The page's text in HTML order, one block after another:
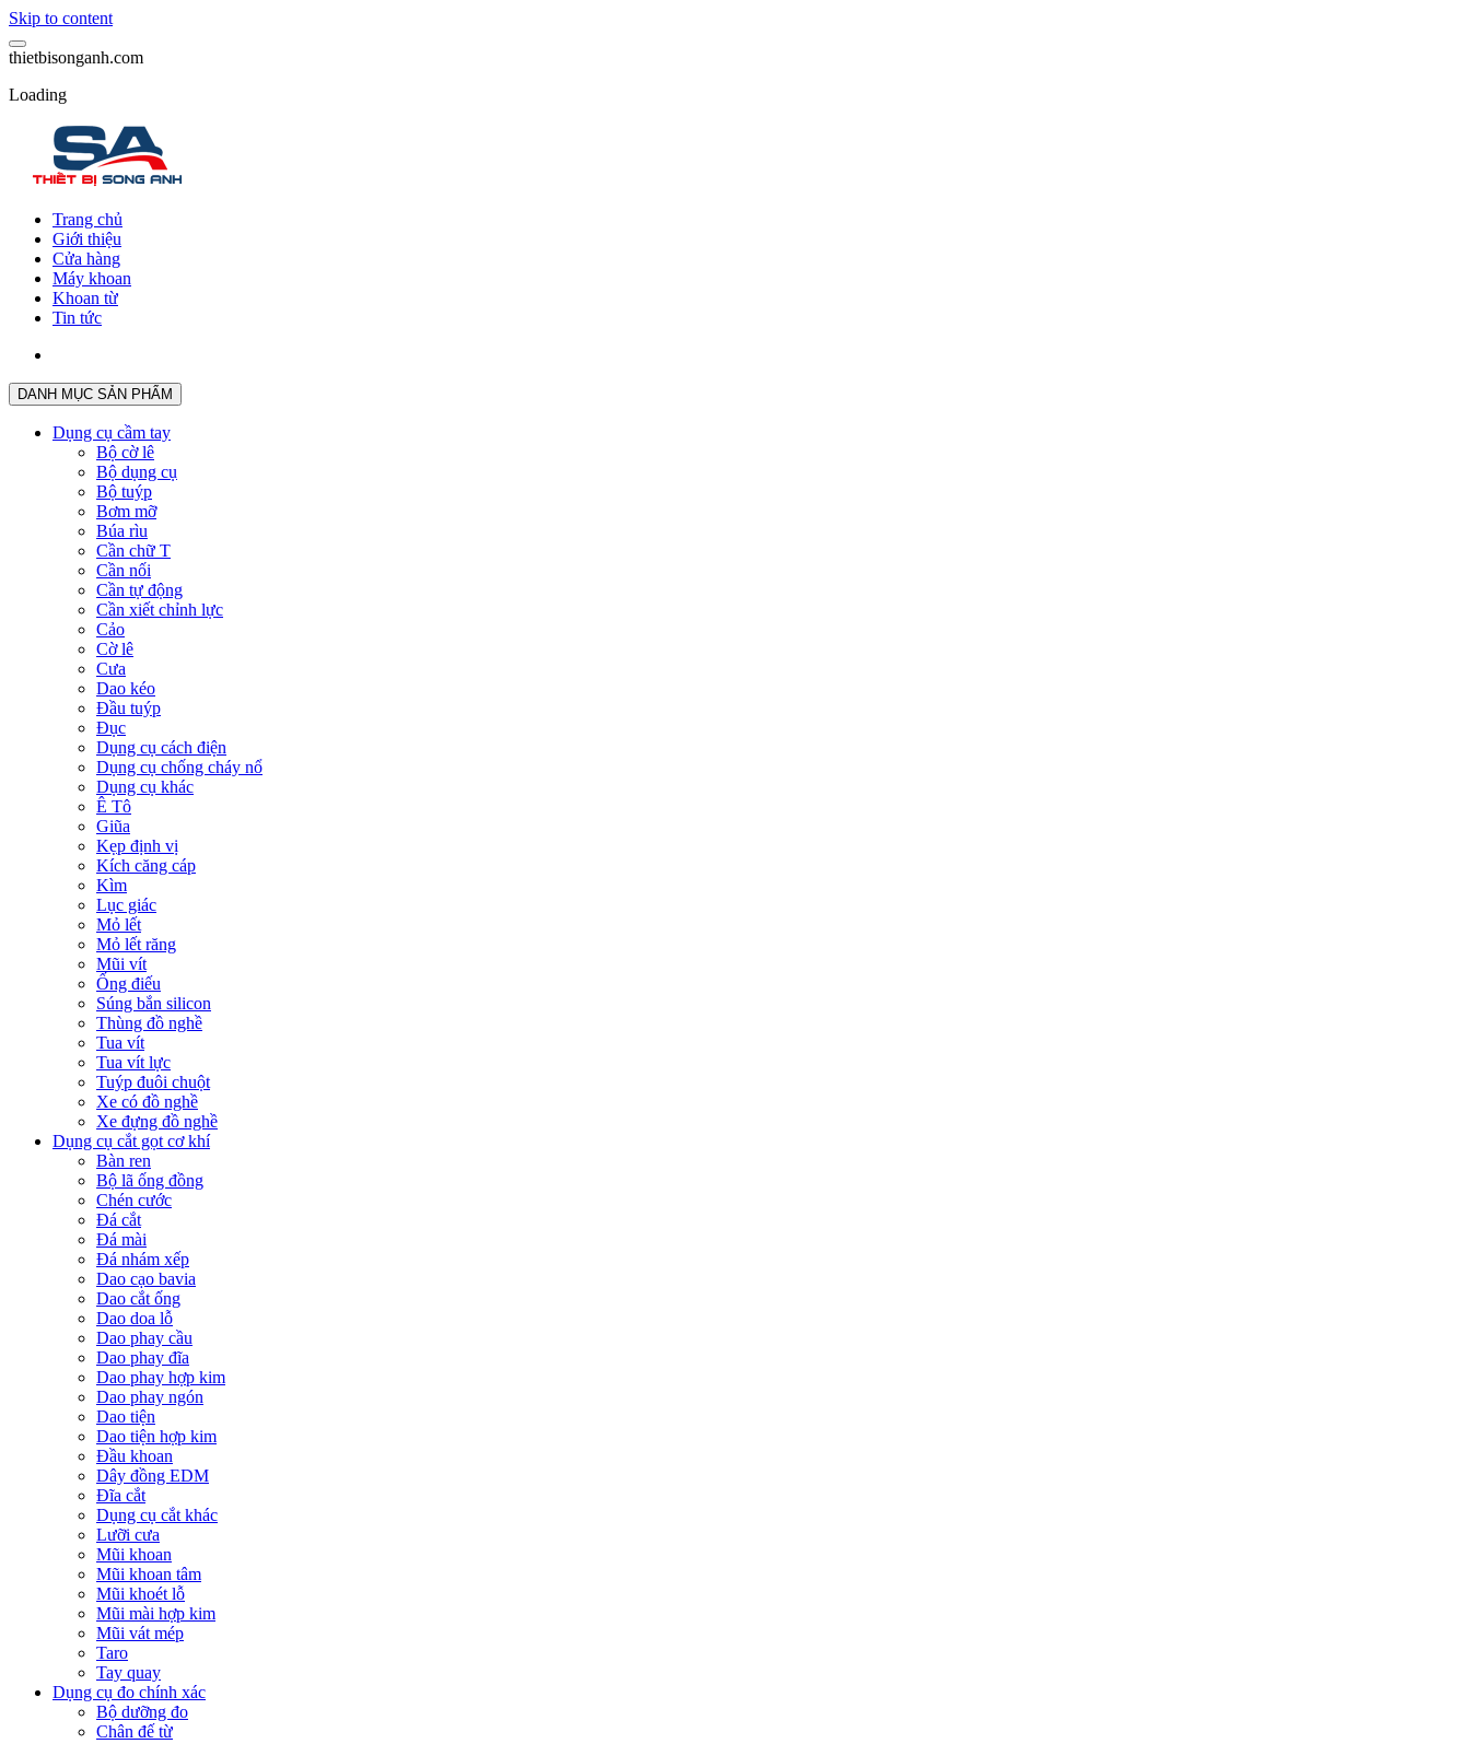
Skip to content
thietbisonganh.com
Loading
Trang chủ
Giới thiệu
Cửa hàng
Máy khoan
Khoan từ
Tin tức
DANH MỤC SẢN PHẨM
Dụng cụ cầm tay
Bộ cờ lê
Bộ dụng cụ
Bộ tuýp
Bơm mỡ
Búa rìu
Cần chữ T
Cần nối
Cần tự động
Cần xiết chỉnh lực
Cảo
Cờ lê
Cưa
Dao kéo
Đầu tuýp
Đục
Dụng cụ cách điện
Dụng cụ chống cháy nổ
Dụng cụ khác
Ê Tô
Giũa
Kẹp định vị
Kích căng cáp
Kìm
Lục giác
Mỏ lết
Mỏ lết răng
Mũi vít
Ống điếu
Súng bắn silicon
Thùng đồ nghề
Tua vít
Tua vít lực
Tuýp đuôi chuột
Xe có đồ nghề
Xe đựng đồ nghề
Dụng cụ cắt gọt cơ khí
Bàn ren
Bộ lã ống đồng
Chén cước
Đá cắt
Đá mài
Đá nhám xếp
Dao cạo bavia
Dao cắt ống
Dao doa lỗ
Dao phay cầu
Dao phay đĩa
Dao phay hợp kim
Dao phay ngón
Dao tiện
Dao tiện hợp kim
Đầu khoan
Dây đồng EDM
Đĩa cắt
Dụng cụ cắt khác
Lưỡi cưa
Mũi khoan
Mũi khoan tâm
Mũi khoét lỗ
Mũi mài hợp kim
Mũi vát mép
Taro
Tay quay
Dụng cụ đo chính xác
Bộ dưỡng đo
Chân đế từ